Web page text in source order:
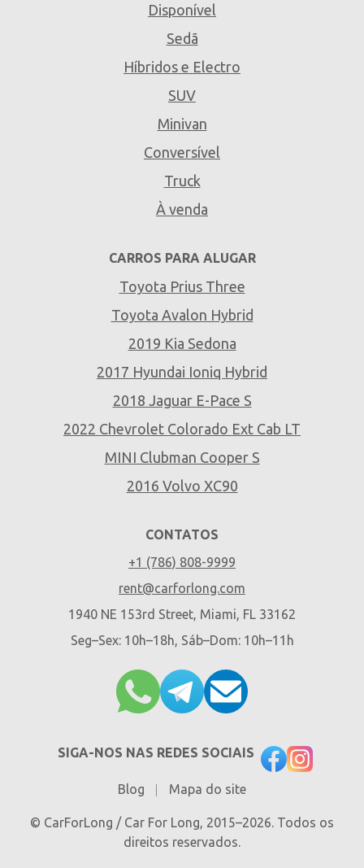
Disponível
Sedã
Híbridos e Electro
SUV
Minivan
Conversível
Truck
À venda
CARROS PARA ALUGAR
Toyota Prius Three
Toyota Avalon Hybrid
2019 Kia Sedona
2017 Hyundai Ioniq Hybrid
2018 Jaguar E-Pace S
2022 Chevrolet Colorado Ext Cab LT
MINI Clubman Cooper S
2016 Volvo XC90
CONTATOS
+1 (786) 808-9999
rent@carforlong.com
1940 NE 153rd Street, Miami, FL 33162
Seg–Sex: 10h–18h, Sáb–Dom: 10h–11h
SIGA-NOS NAS REDES SOCIAIS
Blog Mapa do site
© CarForLong / Car For Long, 2015–2026. Todos os
direitos reservados.